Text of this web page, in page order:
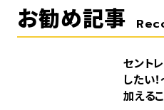
お勧め記事
セント
したい
加える